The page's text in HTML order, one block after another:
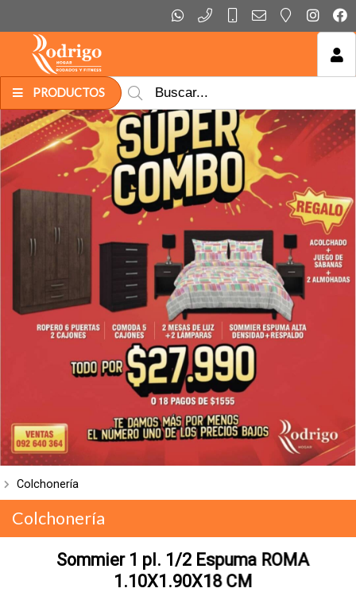
PRODUCTOS
MI COMPRA
Colchonería
Colchonería
Sommier 1 pl. 1/2 Espuma ROMA
1.10X1.90X18 CM